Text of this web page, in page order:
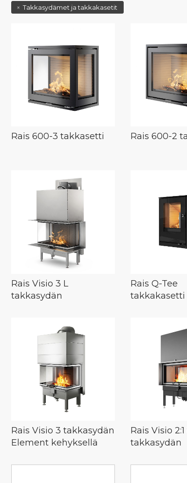
Takkasydämet ja takkakasetit
Rais 600-3 takkasetti Rais 600-2
Rais Visio 3 L
takkasydän
Rais Q-Tee
takkakasetti
Rais Visio 3 takkasydän
Element kehyksellä
Rais Visio
takkasydän